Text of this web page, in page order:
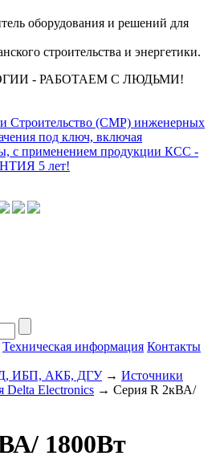
оборудования и решений для
строительства и энергетики.
- РАБОТАЕМ С ЛЮДЬМИ!
Cтроительство (СМР) инженерных
под ключ, включая
с применением продукции КСС -
5 лет!
Техническая информация Контакты
ИБП, АКБ, ДГУ→ Источники
Delta Electronics → Серия R 2кВА/
1800Вт